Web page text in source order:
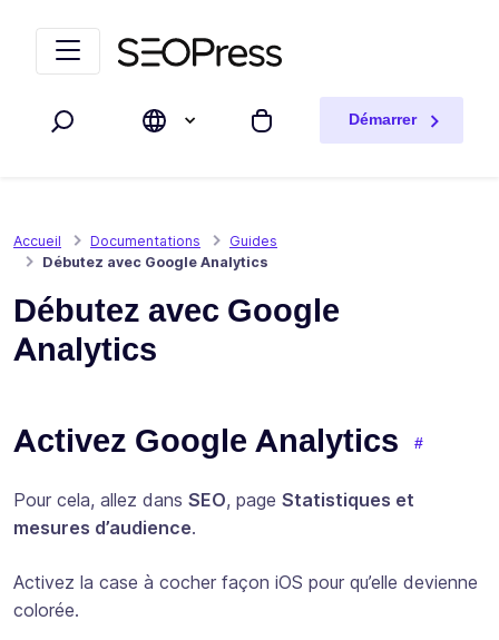
Rechercher Mon panier
Démarrer
Accueil Documentations
Guides
Débutez avec Google Analytics
Débutez avec Google
Analytics
Activez Google Analytics
Pour cela, allez dans SEO, page Statistiques et
mesures d’audience.
Activez la case à cocher façon iOS pour qu’elle devienne
colorée.